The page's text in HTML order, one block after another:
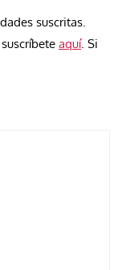
suscritas.
aquí. Si